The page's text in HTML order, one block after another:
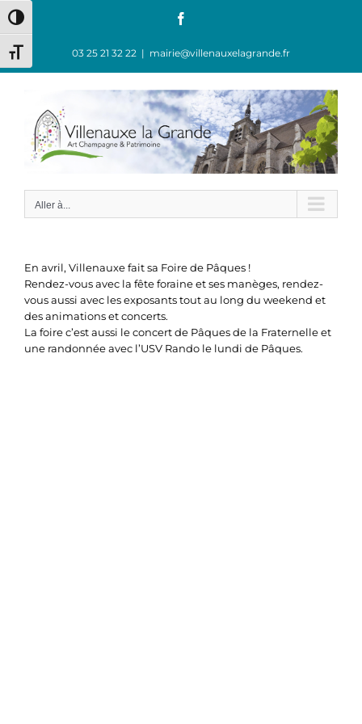
Passer en contraste élevé
Changer la taille de la police
Passer
au
03 25 21 32 22 | mairie@villenauxelagrande.fr
Aller à...
En avril, Villenauxe fait sa Foire de Pâques !
Rendez-vous avec la fête foraine et ses manèges, rendez-
vous aussi avec les exposants tout au long du weekend et
des animations et concerts.
La foire c’est aussi le concert de Pâques de la Fraternelle et
une randonnée avec l’USV Rando le lundi de Pâques.